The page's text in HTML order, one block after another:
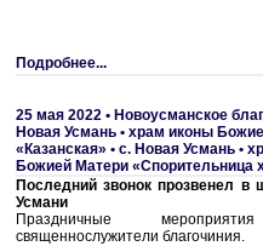
Подробнее...
25 мая 2022 • Новоусманское
Hовая Усмань • храм иконы
«Казанская» • с. Новая Усмань •
Божией Матери «Спорительница
Последний звонок прозвенел в
Усмани
Праздничные
священнослужители благочиния.